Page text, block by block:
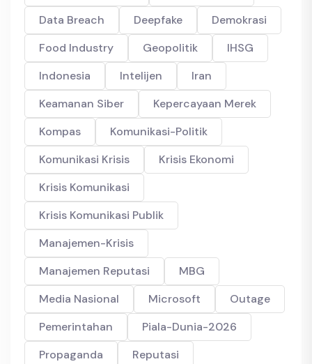
Data Breach
Deepfake
Demokrasi
Food Industry
Geopolitik
IHSG
Indonesia
Intelijen
Iran
Keamanan Siber
Kepercayaan Merek
Kompas
Komunikasi-Politik
Komunikasi Krisis
Krisis Ekonomi
Krisis Komunikasi
Krisis Komunikasi Publik
Manajemen-Krisis
Manajemen Reputasi
MBG
Media Nasional
Microsoft
Outage
Pemerintahan
Piala-Dunia-2026
Propaganda
Reputasi